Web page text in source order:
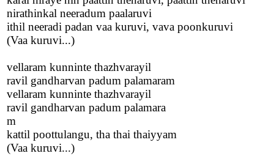
nirathinkal neeradum paalaruvi
ithil neeradi padan vaa kuruvi, vava poonkuruvi
(Vaa kuruvi...)
vellaram kunninte thazhvarayil
ravil gandharvan padum palamaram
vellaram kunninte thazhvarayil
ravil gandharvan padum palamara
m
kattil poottulangu, tha thai thaiyyam
(Vaa kuruvi...)